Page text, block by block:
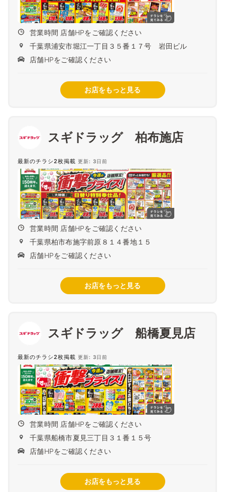
営業時間 店舗HPをご確認ください
千葉県浦安市堀江一丁目３５番１７号 岩田ビル
店舗HPをご確認ください
お店をもっと見る
スギドラッグ 柏布施店
最新のチラシ2枚掲載 更新: 3日前
営業時間 店舗HPをご確認ください
千葉県柏市布施字前原８１４番地１５
店舗HPをご確認ください
お店をもっと見る
スギドラッグ 船橋夏見店
最新のチラシ2枚掲載 更新: 3日前
営業時間 店舗HPをご確認ください
千葉県船橋市夏見三丁目３１番１５号
店舗HPをご確認ください
お店をもっと見る